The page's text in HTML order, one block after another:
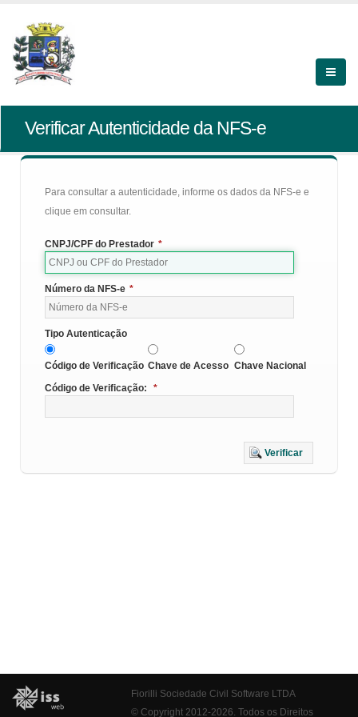
Verificar Autenticidade da NFS-e
Para consultar a autenticidade, informe os dados da NFS-e e
clique em consultar.
CNPJ/CPF do Prestador *
Número da NFS-e *
Tipo Autenticação
Código de Verificação Chave de Acesso Chave Nacional
Código de Verificação:
*
Verificar
Fiorilli Sociedade Civil Software LTDA
© Copyright 2012-2026. Todos os Direitos